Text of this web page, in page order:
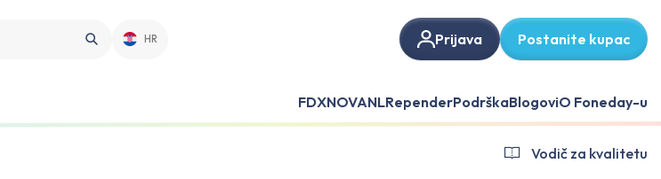
HR Prijava Postanite kupac
FDXNOVANLRependerPodrškaBlogoviO Foneday-u
Vodič za kvalitetu